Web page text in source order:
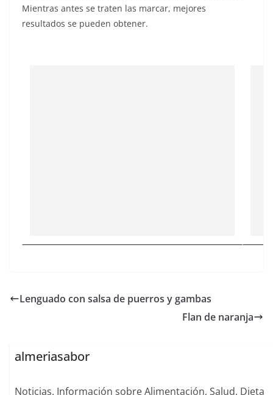
Mientras antes se traten las marcar, mejores
resultados se pueden obtener.
Lenguado con salsa de puerros y gambas
Flan de naranja
almeriasabor
Noticias. Información sobre Alimentación, Salud, Dieta